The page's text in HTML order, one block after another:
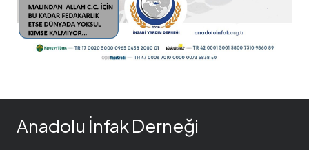
Anadolu İnfak Derneği